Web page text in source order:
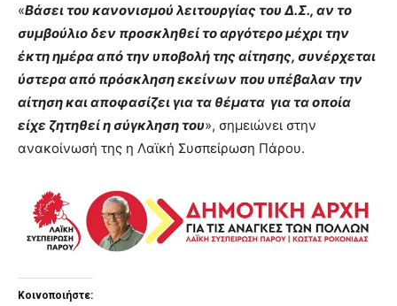
«Βάσει του κανονισμού λειτουργίας του Δ.Σ., αν το
συμβούλιο δεν προσκληθεί το αργότερο μέχρι την
έκτη ημέρα από την υποβολή της αίτησης, συνέρχεται
ύστερα από πρόσκληση εκείνων που υπέβαλαν την
αίτηση και αποφασίζει για τα θέματα για τα οποία
είχε ζητηθεί η σύγκληση του», σημειώνει στην
ανακοίνωσή της η Λαϊκή Συσπείρωση Πάρου.
Κοινοποιήστε: